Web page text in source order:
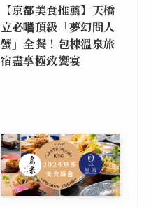
【京都美食推薦】天橋
立必嚐頂級「夢幻間人
蟹」全餐！包棟溫泉旅
宿盡享極致饗宴